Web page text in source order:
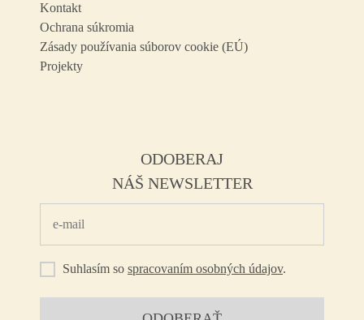
Kontakt
Ochrana súkromia
Zásady používania súborov cookie (EÚ)
Projekty
ODOBERAJ
NÁŠ NEWSLETTER
Suhlasím so spracovaním osobných údajov.